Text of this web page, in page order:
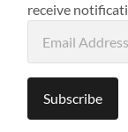
receive
Address
Subscribe